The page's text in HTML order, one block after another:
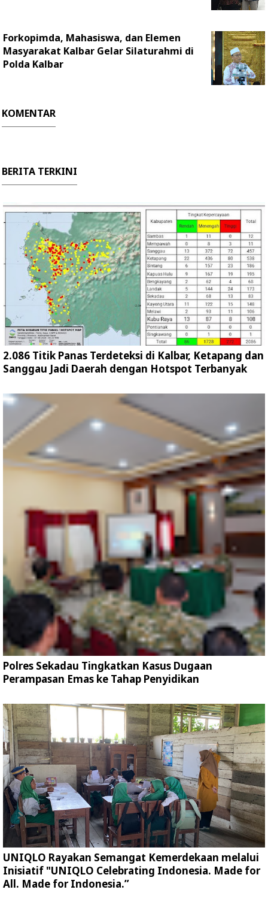
Forkopimda, Mahasiswa, dan Elemen
Masyarakat Kalbar Gelar Silaturahmi di
Polda Kalbar
KOMENTAR
BERITA TERKINI
2.086 Titik Panas Terdeteksi di Kalbar, Ketapang dan
Sanggau Jadi Daerah dengan Hotspot Terbanyak
Polres Sekadau Tingkatkan Kasus Dugaan
Perampasan Emas ke Tahap Penyidikan
UNIQLO Rayakan Semangat Kemerdekaan melalui
Inisiatif "UNIQLO Celebrating Indonesia. Made for
All. Made for Indonesia.”